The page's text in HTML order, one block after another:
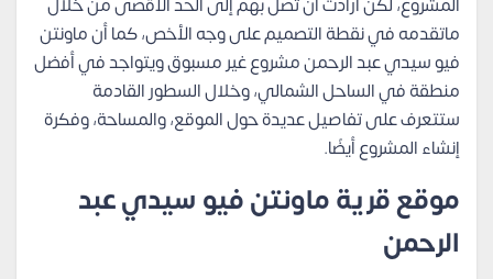
ماتقدمه في نقطة التصميم على وجه الأخص، كما أن ماونتن
فيو سيدي عبد الرحمن مشروع غير مسبوق ويتواجد في أفضل
منطقة في الساحل الشمالي، وخلال السطور القادمة
ستتعرف على تفاصيل عديدة حول الموقع، والمساحة، وفكرة
إنشاء المشروع أيضًا.
موقع قرية ماونتن فيو سيدي عبد
الرحمن